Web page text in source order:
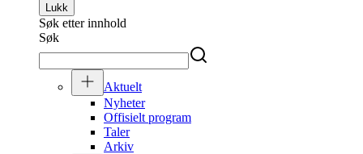
Lukk
Søk etter innhold
Søk
Aktuelt
Nyheter
Offisielt program
Taler
Arkiv